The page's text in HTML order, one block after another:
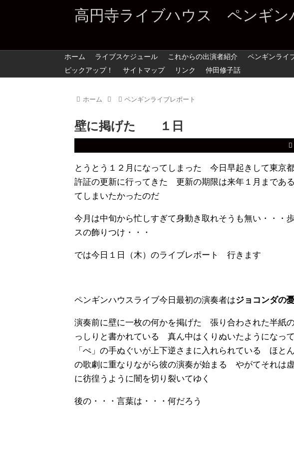
高円寺ライブハウス ペンギン
ホーム ライブスケジュール これからの出演者紹介 ペンギンライ
ピックアップ！
サイトマップ リンク 仲田修子話
ホーム ペンギンライブレポート
壁に掲げた １日
とうとう１２月になってしまった 今日早起きして東京
許証の更新に行ってきた 更新の期限は来年１月まであ
てしまいたかったのだ
今月は中旬から忙しすぎて身動き取れそうも無い・・・
スの飾りつけ・・・
では今日１日（木）のライブレポート 行きます
ペンギンハウスライブ今日最初の演奏者はジョコンダの
演奏前に壁に一枚の何かを掲げた 張り合わされた半紙
っしりと書かれている 真ん中はくりぬいたようになっ
「ぺ」の手ぬぐいが上下逆さまに入れられている ほと
の歌劇に重なりながら彼の演奏が始まる やがてそれは
に彷徨うように闇を切り裂いてゆく
後の・・・言葉は・・・何だろう